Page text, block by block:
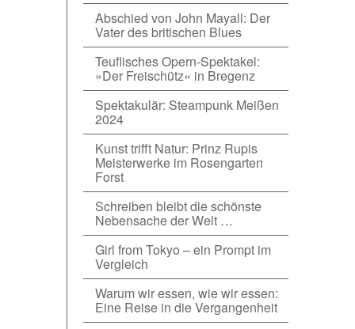
Abschied von John Mayall: Der
Vater des britischen Blues
Teuflisches Opern-Spektakel:
»Der Freischütz« in Bregenz
Spektakulär: Steampunk Meißen
2024
Kunst trifft Natur: Prinz Rupis
Meisterwerke im Rosengarten
Forst
Schreiben bleibt die schönste
Nebensache der Welt …
Girl from Tokyo – ein Prompt im
Vergleich
Warum wir essen, wie wir essen:
Eine Reise in die Vergangenheit